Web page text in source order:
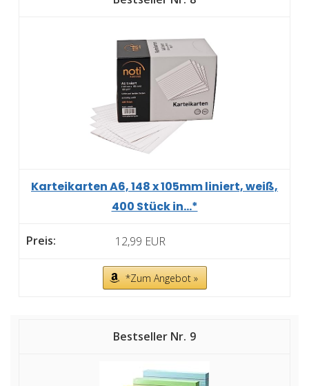
Karteikarten A6, 148 x 105mm liniert, weiß,
400 Stück in...*
12,99 EUR
*Zum Angebot »
9